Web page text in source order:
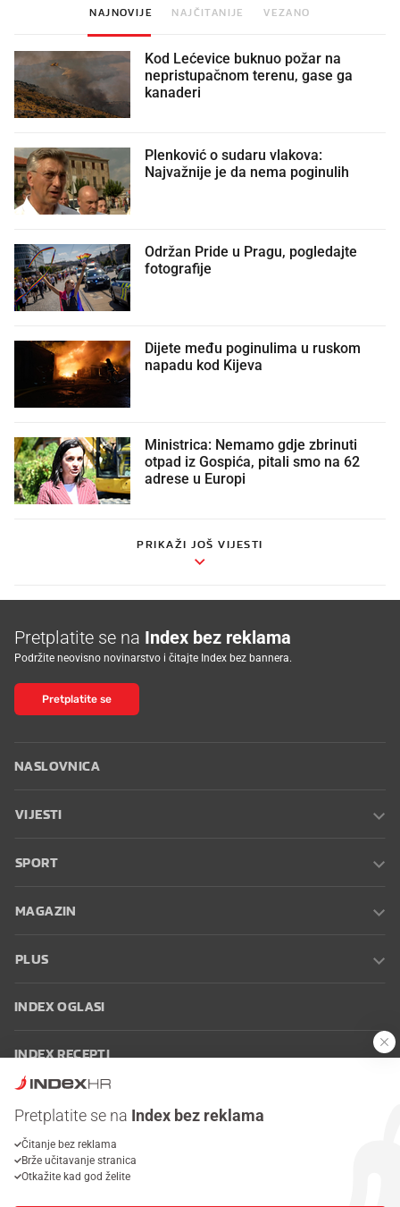
NAJNOVIJE NAJČITANIJE VEZANO
Kod Lećevice buknuo požar na
nepristupačnom terenu, gase ga
kanaderi
Plenković o sudaru vlakova:
Najvažnije je da nema poginulih
Održan Pride u Pragu, pogledajte
fotografije
Dijete među poginulima u ruskom
napadu kod Kijeva
Ministrica: Nemamo gdje zbrinuti
otpad iz Gospića, pitali smo na 62
adrese u Europi
PRIKAŽI JOŠ VIJESTI
Pretplatite se na Index bez reklama
Podržite neovisno novinarstvo i čitajte Index bez bannera.
Pretplatite se
NASLOVNICA
VIJESTI
SPORT
MAGAZIN
PLUS
INDEX OGLASI
INDEX RECEPTI
Oglašavanje Zaposli se na Indexu
korištenja
Postavke kolačića
Pretplatite se na Index bez reklama
Čitanje bez reklama
Brže učitavanje stranica
Otkažite kad god želite